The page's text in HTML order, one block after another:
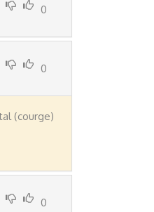
0
0
(courge)
0